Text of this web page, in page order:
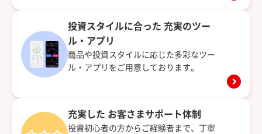
投資スタイルに合った 充実のツー
ル・アプリ
商品や投資スタイルに応じた多彩なツー
ル・アプリをご用意しております。
充実した お客さまサポート体制
投資初心者の方からご経験者まで、丁寧